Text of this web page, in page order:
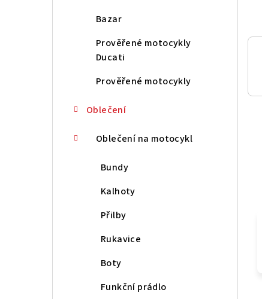
Bazar
Prověřené motocykly
Ducati
Prověřené motocykly
Oblečení
Oblečení na motocykl
Bundy
Kalhoty
Přilby
Rukavice
Boty
Funkční prádlo